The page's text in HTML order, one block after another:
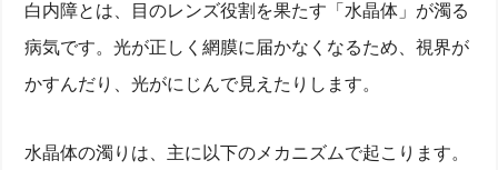
白内障とは、目のレンズ役割を果たす「水晶体」が濁る
病気です。光が正しく網膜に届かなくなるため、視界が
かすんだり、光がにじんで見えたりします。
水晶体の濁りは、主に以下のメカニズムで起こります。